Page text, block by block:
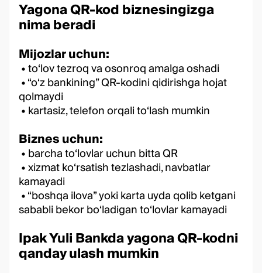
Yagona QR-kod biznesingizga
nima beradi
Mijozlar uchun:
• to‘lov tezroq va osonroq amalga oshadi
• “o‘z bankining” QR-kodini qidirishga hojat
qolmaydi
• kartasiz, telefon orqali to‘lash mumkin
Biznes uchun:
• barcha to‘lovlar uchun bitta QR
• xizmat ko‘rsatish tezlashadi, navbatlar
kamayadi
• “boshqa ilova” yoki karta uyda qolib ketgani
sababli bekor bo‘ladigan to‘lovlar kamayadi
Ipak Yuli Bankda yagona QR-kodni
qanday ulash mumkin